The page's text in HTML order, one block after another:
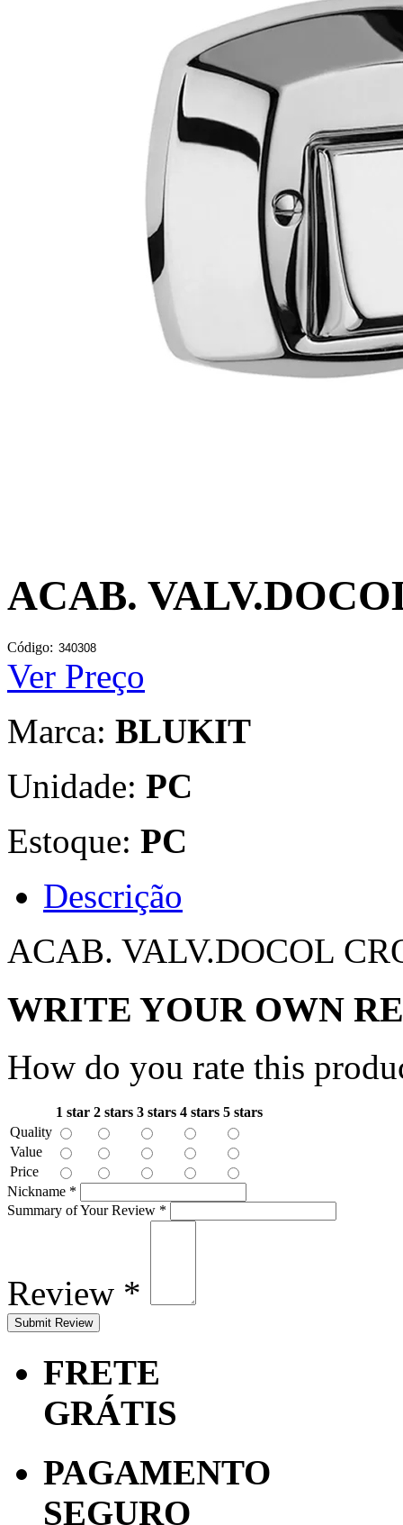
ACAB.
Código:
Ver Preço
Marca: BLUKIT
Unidade: PC
Estoque: PC
Descrição
ACAB. VALV.DOCOL
WRITE YOUR OWN
How do you rate this
1 star 2 stars 3 stars 4 stars 5 stars
Quality
Value
Price
Nickname *
Summary of Your Review *
Review *
FRETE
GRÁTIS
PAGAMENTO
SEGURO